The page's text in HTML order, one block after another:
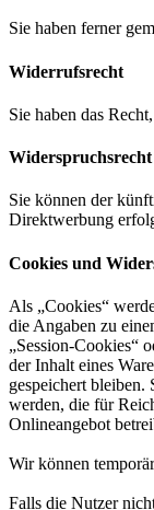
Sie haben ferner
Widerrufsrecht
Sie haben das
Widerspruchsrecht
Sie können der
Direktwerbung
Cookies und
Als „Cookies“
die Angaben zu
„Session-Cookies“
der Inhalt eines
gespeichert bleiben.
werden, die für
Onlineangebot
Wir können
Falls die Nutzer